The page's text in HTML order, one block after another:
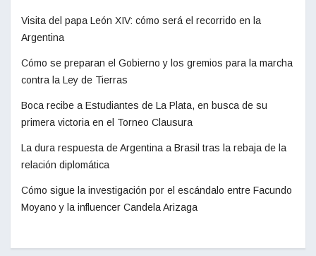
Visita del papa León XIV: cómo será el recorrido en la
Argentina
Cómo se preparan el Gobierno y los gremios para la marcha
contra la Ley de Tierras
Boca recibe a Estudiantes de La Plata, en busca de su
primera victoria en el Torneo Clausura
La dura respuesta de Argentina a Brasil tras la rebaja de la
relación diplomática
Cómo sigue la investigación por el escándalo entre Facundo
Moyano y la influencer Candela Arizaga